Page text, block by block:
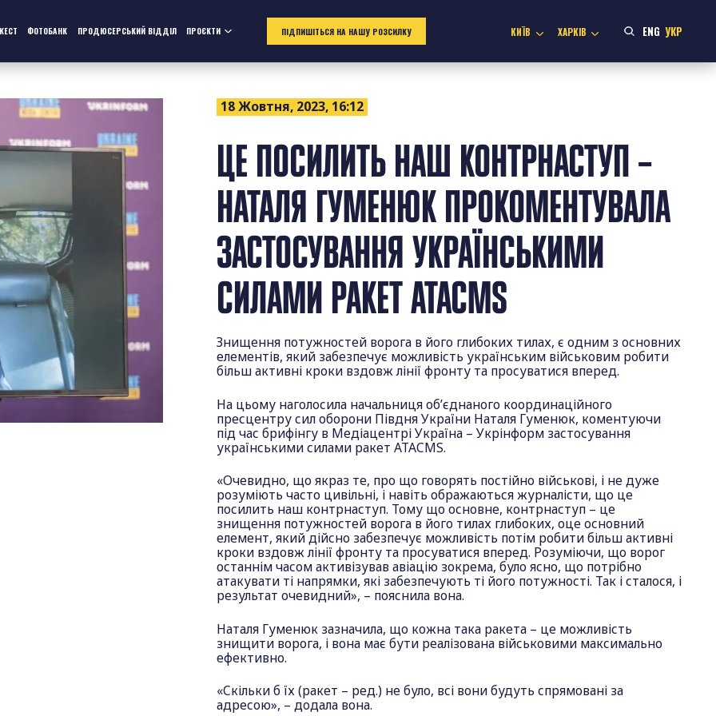
ФОТОБАНК ПРОДЮСЕРСЬКИЙ ВІДДІЛ ПРОЄКТИ ПІДПИШІТЬСЯ НА НАШУ РОЗСИЛКУ КИЇВ ХАРКІВ ENG УКР
18 Жовтня, 2023, 16:12
ЦЕ ПОСИЛИТЬ НАШ КОНТРНАСТУП –
НАТАЛЯ ГУМЕНЮК ПРОКОМЕНТУВАЛА
ЗАСТОСУВАННЯ УКРАЇНСЬКИМИ
СИЛАМИ РАКЕТ ATACMS
Знищення потужностей ворога в його глибоких тилах, є одним з основних
елементів, який забезпечує можливість українським військовим робити
більш активні кроки вздовж лінії фронту та просуватися вперед.
На цьому наголосила начальниця об’єднаного координаційного
пресцентру сил оборони Півдня України Наталя Гуменюк, коментуючи
під час брифінгу в Медіацентрі Україна – Укрінформ застосування
українськими силами ракет ATACMS.
«Очевидно, що якраз те, про що говорять постійно військові, і не дуже
розуміють часто цивільні, і навіть ображаються журналісти, що це
посилить наш контрнаступ. Тому що основне, контрнаступ – це
знищення потужностей ворога в його тилах глибоких, оце основний
елемент, який дійсно забезпечує можливість потім робити більш активні
кроки вздовж лінії фронту та просуватися вперед. Розуміючи, що ворог
останнім часом активізував авіацію зокрема, було ясно, що потрібно
атакувати ті напрямки, які забезпечують ті його потужності. Так і сталося, і
результат очевидний», – пояснила вона.
Наталя Гуменюк зазначила, що кожна така ракета – це можливість
знищити ворога, і вона має бути реалізована військовими максимально
ефективно.
«Скільки б їх (ракет – ред.) не було, всі вони будуть спрямовані за
адресою», – додала вона.